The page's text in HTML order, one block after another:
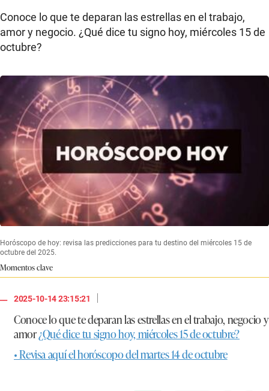
Conoce lo que te deparan las estrellas en el trabajo,
amor y negocio. ¿Qué dice tu signo hoy, miércoles 15 de
octubre?
Horóscopo de hoy: revisa las predicciones para tu destino del miércoles 15 de
octubre del 2025.
Momentos clave
2025-10-14 23:15:21
|
Conoce lo que te deparan las estrellas en el trabajo, negocio y
amor¿Qué dice tu signo hoy, miércoles 15 de octubre?
• Revisa aquí el horóscopo del martes 14 de octubre